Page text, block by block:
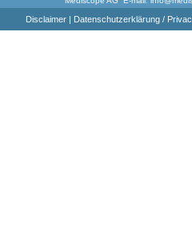
Disclaimer| Datenschutzerklärung /